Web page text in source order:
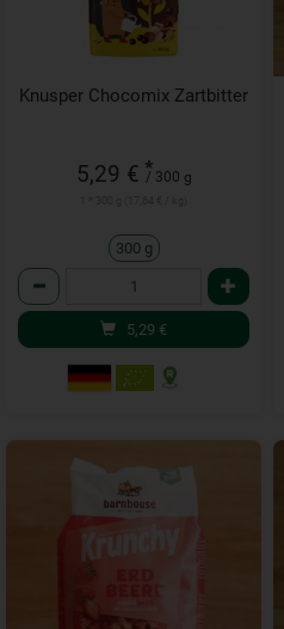
Knusper Chocomix Zartbitter
5,29 € *
/ 300 g
300 g
Anzahl
5,29 €